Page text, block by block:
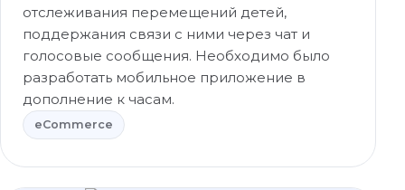
отслеживания перемещений детей,
поддержания связи с ними через чат и
голосовые сообщения. Необходимо было
разработать мобильное приложение в
дополнение к часам.
eCommerce